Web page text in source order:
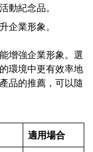
動紀念品。
企業形象。
增強企業形象。選
環境中更有效率地
品的推薦，可以隨
適用場合